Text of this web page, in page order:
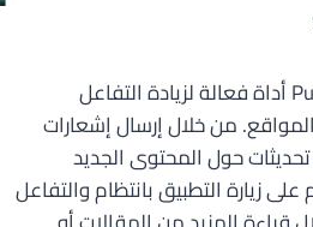
تعد خدمة Push Notifications أداة فعالة لزيادة التفاعل
من خلال إرسال إشعارات
حول المحتوى الجديد
زيارة التطبيق بانتظام والتفاعل